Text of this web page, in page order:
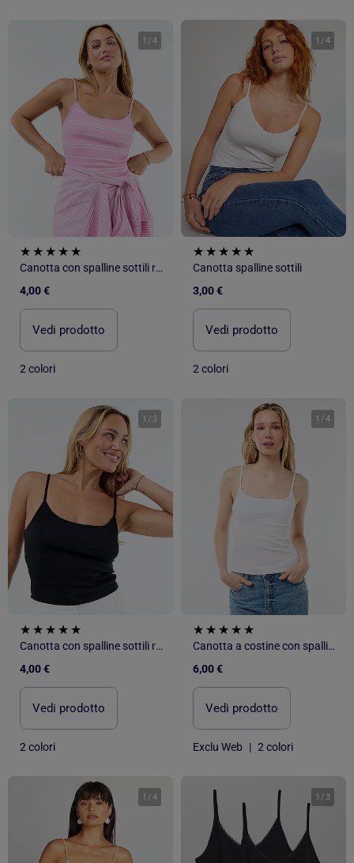
1 /4
Canotta con spalline sottili regolabili
4,00 €
Vedi prodotto
2 colori
1 /4
Canotta spalline sottili
3,00 €
Vedi prodotto
2 colori
1 / 3
Canotta con spalline sottili regolabili
4,00 €
Vedi prodotto
2 colori
1 /4
Canotta a costine con spalline sottili
6,00 €
Vedi prodotto
Exclu Web | 2 colori
1 /4 1 / 3